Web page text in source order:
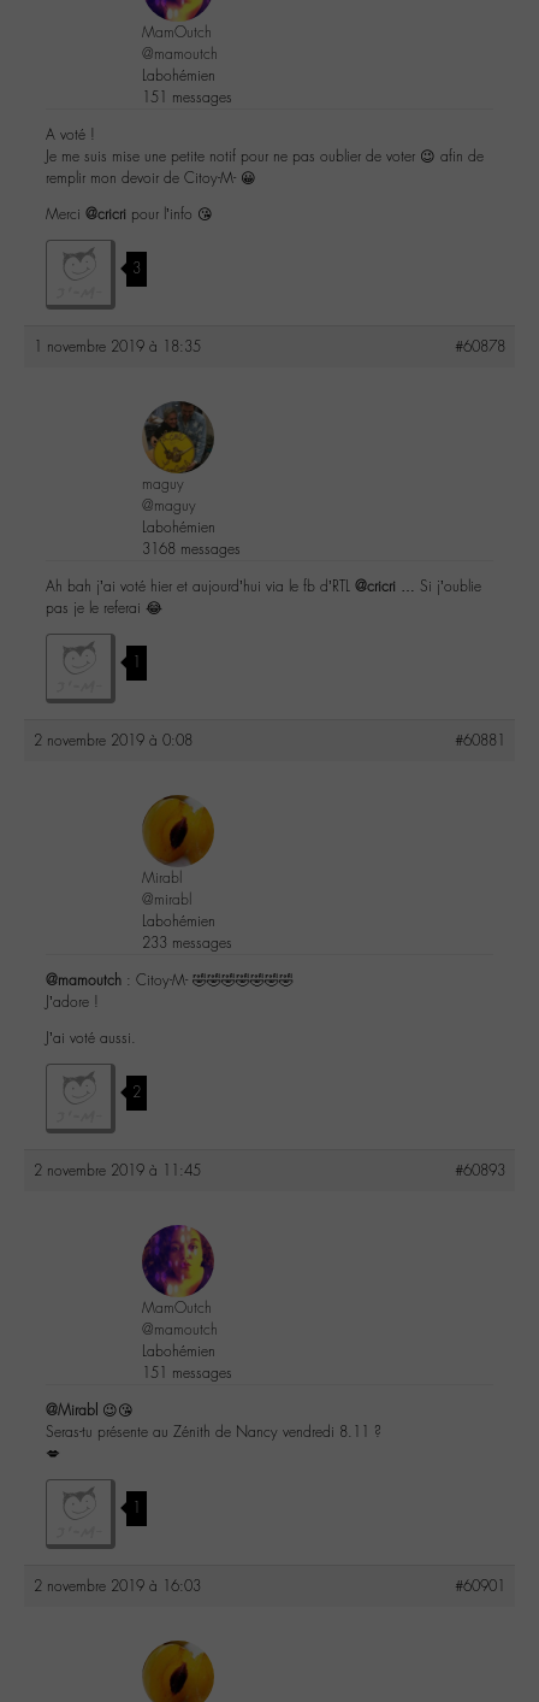
MamOutch
@mamoutch
Labohémien
151 messages
A voté !
Je me suis mise une petite notif pour ne pas oublier de voter 😉 afin de
remplir mon devoir de Citoy-M- 😀
Merci @cricri pour l’info 😘
3
1 novembre 2019 à 18:35 #60878
maguy
@maguy
Labohémien
3168 messages
Ah bah j’ai voté hier et aujourd’hui via le fb d’RTL @cricri … Si j’oublie
pas je le referai 😂
1
2 novembre 2019 à 0:08 #60881
Mirabl
@mirabl
Labohémien
233 messages
@mamoutch : Citoy-M- 🤣🤣🤣🤣🤣🤣🤣
J’adore !
J’ai voté aussi.
2
2 novembre 2019 à 11:45 #60893
MamOutch
@mamoutch
Labohémien
151 messages
@Mirabl 😉😘
Seras-tu présente au Zénith de Nancy vendredi 8.11 ?
💋
1
2 novembre 2019 à 16:03 #60901